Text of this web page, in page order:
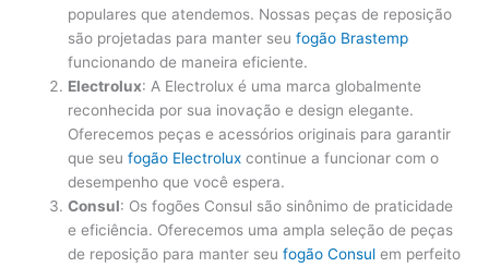
populares que atendemos. Nossas peças de reposição
são projetadas para manter seufogão Brastemp
funcionando de maneira eficiente.
Electrolux: A Electrolux é uma marca globalmente
reconhecida por sua inovação e design elegante.
Oferecemos peças e acessórios originais para garantir
que seufogão Electrolux continue a funcionar com o
desempenho que você espera.
Consul: Os fogões Consul são sinônimo de praticidade
e eficiência. Oferecemos uma ampla seleção de peças
de reposição para manter seufogão Consul em perfeito